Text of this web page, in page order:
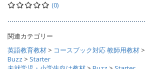
(0)
関連カテゴリー
英語教育教材 > コースブック対応 教師用教材 >
Buzz > Starter